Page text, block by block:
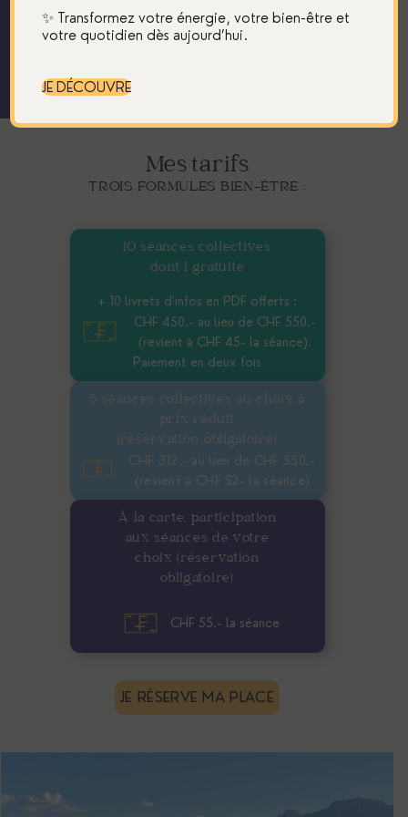
Jeudi 2 à 19h30 et-ou dimanche 5 juillet
Mes tarifs
TROIS FORMULES BIEN-ÊTRE :
10 séances collectives
dont 1 gratuite
+ 10 livrets d'infos en PDF offerts :
CHF 450.- au lieu de CHF 550.-
(revient à CHF 45- la séance).
Paiement en deux fois
5 séances collectives au choix à
prix réduit
(réservation obligatoire)
CHF 312.- au lieu de CHF 550.-
(revient à CHF 52- la séance)
À la carte, participation
aux séances de votre
choix (réservation
obligatoire)
CHF 55.- la séance
JE RÉSERVE MA PLACE
✨ Transformez votre énergie, votre bien-être et
votre quotidien dès aujourd’hui.
JE DÉCOUVRE